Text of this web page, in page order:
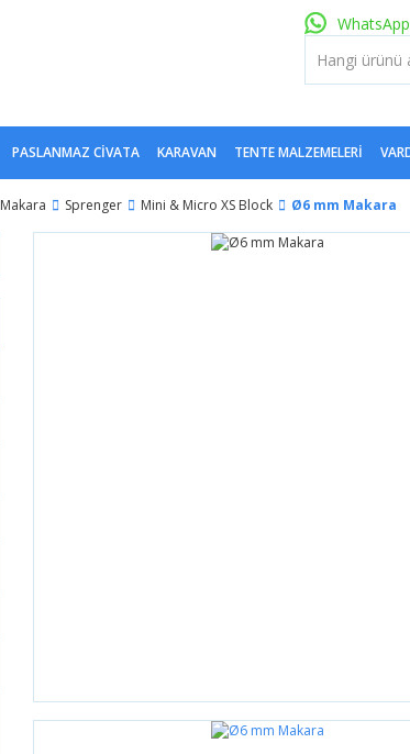
WhatsApp
PASLANMAZ CİVATA KARAVAN TENTE MALZEMELERI
Makara Sprenger Mini & Micro XS Block Ø6 mm Makara